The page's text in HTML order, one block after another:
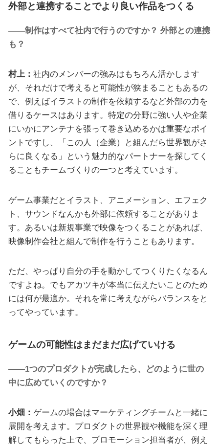
外部と連携することでより良い作品をつくる
――制作はすべて社内で行うのですか？ 外部との連携
も？
村上： 社内のメンバーの強みはもちろん活かします
が、それだけで考えると可能性が狭まることもあるの
で、例えばイラストの制作を依頼するなど外部の力を
借りるケースはあります。特定の分野に強い人や企業
にいかにアンテナを張って巻き込めるかは重要なポイ
ントですし、「この人（企業）と組んだら世界観がさ
らに良くなる」という魅力的なパートナーを探してく
ることもチームづくりの一つと考えています。
ゲーム事業だとイラスト、アニメーション、エフェク
ト、サウンドなんかも外部に依頼することがありま
す。あるいは新規事業で映像をつくることがあれば、
映像制作会社と組んで制作を行うこともあります。
ただ、やっぱり自分の手を動かしてつくりたくなるん
ですよね。でもアカツキが本当に伝えたいことのため
には何が最適か。それを常に考えながらバランスをと
ってやっています。
ゲームの可能性はまだまだ広げていける
――1つのプロダクトが完成したら、どのように世の
中に広めていくのですか？
小畑： ゲームの場合はマーケティングチームと一緒に
展開を考えます。プロダクトの世界観や機能を深く理
解してもらった上で、プロモーション担当者が、例え